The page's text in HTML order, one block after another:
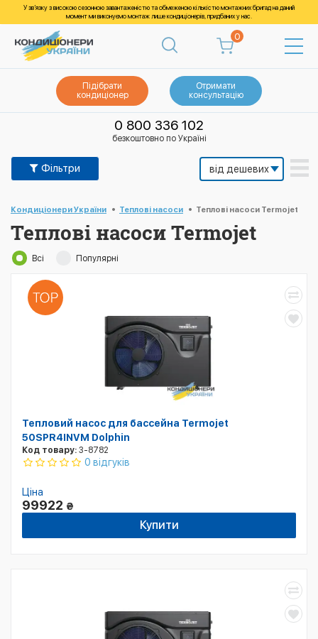
У зв’язку з високою сезонною завантаженістю та обмеженою кількістю монтажних бригад на даний
момент ми виконуємо монтаж лише кондиціонерів, придбаних у нас.
0
Підібрати
кондиціонер
Отримати
консультацію
0 800 336 102
безкоштовно по Україні
Фільтри
Кондиціонери України Теплові насоси Теплові насоси Termojet
Теплові насоси Termojet
Всі Популярні
Тепловий насос для бассейна Termojet
50SPR4INVM Dolphin
Код товару: 3-8782
0 відгуків
Ціна
99922 ₴
Купити